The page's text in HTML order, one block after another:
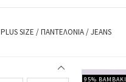
PLUS SIZE /ΠΑΝΤΕΛΟΝΙΑ/JEANS
95% ΒΑΜΒΑΚΙ